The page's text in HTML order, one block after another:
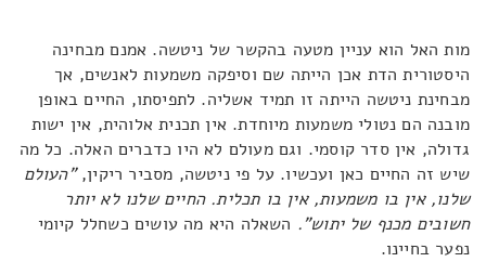
מות האל הוא עניין מטעה בהקשר של ניטשה. אמנם מבחינה
היסטורית הדת אכן הייתה שם וסיפקה משמעות לאנשים, אך
מבחינת ניטשה הייתה זו תמיד אשליה. לתפיסתו, החיים באופן
מובנה הם נטולי משמעות מיוחדת. אין תכנית אלוהית, אין ישות
גדולה, אין סדר קוסמי. וגם מעולם לא היו כדברים האלה. כל מה
שיש זה החיים כאן ועכשיו. על פי ניטשה, מסביר ריקין,"העולם
שלנו, אין בו משמעות, אין בו תכלית. החיים שלנו לא יותר
חשובים מכנף של יתוש". השאלה היא מה עושים כשחלל קיומי
נפער בחיינו.